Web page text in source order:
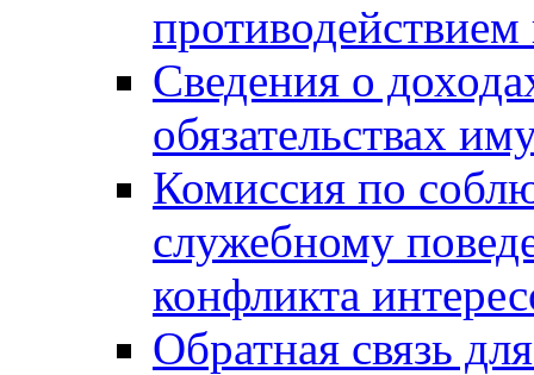
Сведения о
обязательствах
Комиссия по
служебному
конфликта
Обратная связь